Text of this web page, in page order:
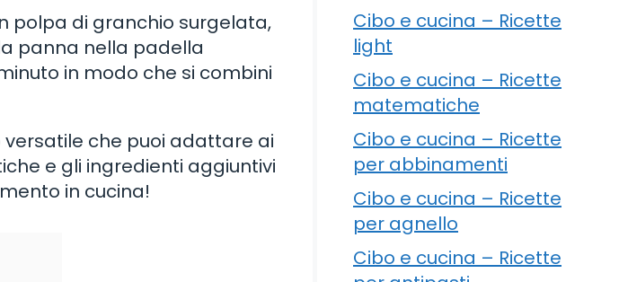
polpa di granchio surgelata,
panna nella padella
in modo che si combini
che puoi adattare ai
e gli ingredienti aggiuntivi
in cucina!
Cibo e cucina – Ricette
light
Cibo e cucina – Ricette
matematiche
Cibo e cucina – Ricette
per abbinamenti
Cibo e cucina – Ricette
per agnello
Cibo e cucina – Ricette